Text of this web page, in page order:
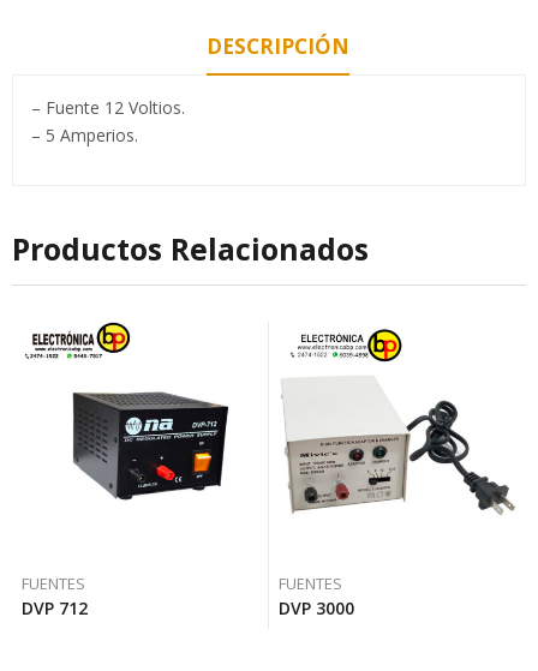
DESCRIPCIÓN
– Fuente 12 Voltios.
– 5 Amperios.
Productos Relacionados
FUENTES
DVP 712
FUENTES
DVP 3000